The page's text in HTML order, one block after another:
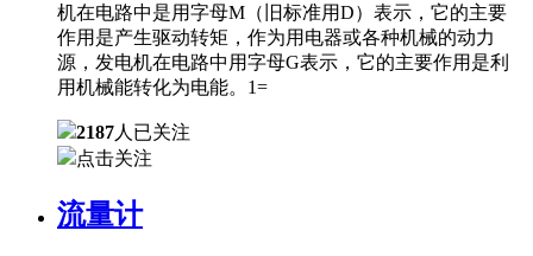
机在电路中是用字母M（旧标准用D）表示，它的主要
作用是产生驱动转矩，作为用电器或各种机械的动力
源，发电机在电路中用字母G表示，它的主要作用是利
用机械能转化为电能。1=
2187人已关注
点击关注
流量计